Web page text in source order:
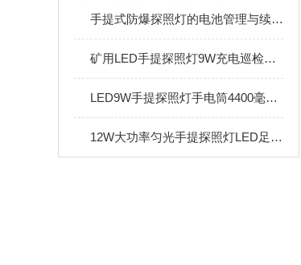
手提式防爆探照灯的电池管理与续航能力优化
矿用LED手提探照灯9W充电巡检应急11.1V防水强光手电筒
LED9W手提探照灯手电筒4400毫安锂电池铝合金耐摔
12W大功率匀光手提探照灯LED足迹痕迹勘察搜索电量显示IP65